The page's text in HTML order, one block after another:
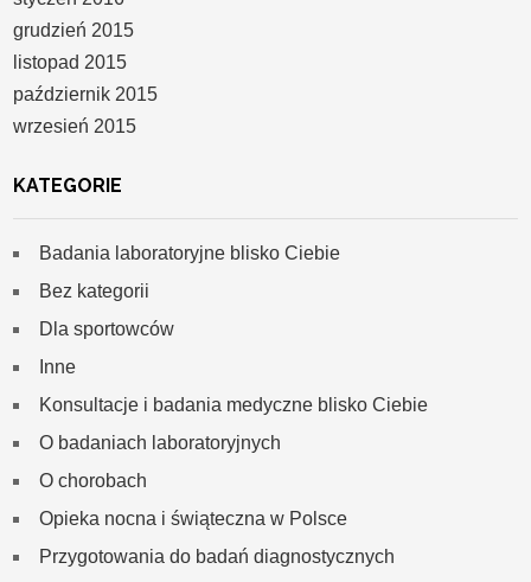
grudzień 2015
listopad 2015
październik 2015
wrzesień 2015
KATEGORIE
Badania laboratoryjne blisko Ciebie
Bez kategorii
Dla sportowców
Inne
Konsultacje i badania medyczne blisko Ciebie
O badaniach laboratoryjnych
O chorobach
Opieka nocna i świąteczna w Polsce
Przygotowania do badań diagnostycznych